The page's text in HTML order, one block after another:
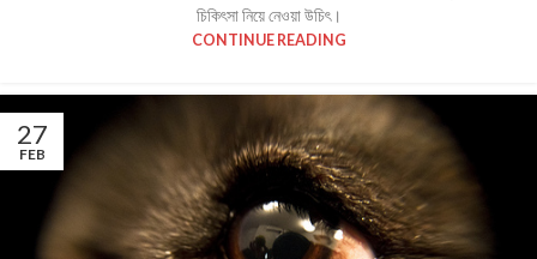
চিকিৎসা নিয়ে নেওয়া উচিৎ।
CONTINUE READING
27
FEB